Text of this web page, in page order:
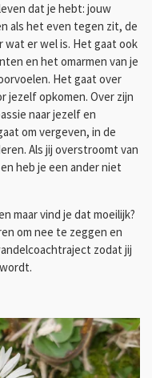
dat je hebt: jouw
als het even tegen zit, de
wat er wel is. Het gaat ook
en het omarmen van je
Het gaat over
jezelf opkomen. Over zijn
naar jezelf en
om vergeven, in de
Als jij overstroomt van
heb je een ander niet
maar vind je dat moeilijk?
om nee te zeggen en
zodat jij